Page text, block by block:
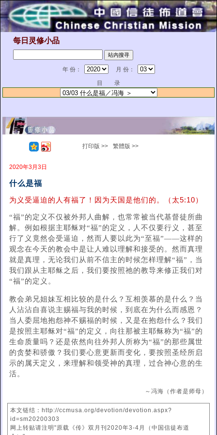
每日灵修小品
年 份：
月 份：
目 录
打印版 >> 繁體版 >>
2020年3月3日
什么是福
为义受逼迫的人有福了！因为天国是他们的。（太5:10）
“福”的定义不仅被外邦人曲解，也常常被当代基督徒所曲
解。例如根据主耶稣对“福”的定义，人不仅要行义，甚至
行了义竟然会受逼迫，然而人要以此为“至福”——这样的
观念在今天的教会中是让人难以理解和接受的。然而真理
就是真理，无论我们从前不信主的时候怎样理解“福”，当
我们跟从主耶稣之后，我们要按照祂的教导来修正我们对
“福”的定义。
教会弟兄姐妹互相比较的是什么？互相羡慕的是什么？当
人沾沾自喜说主赐福与我的时候，到底在为什么而感恩？
当人委屈地抱怨神不赐福的时候，又是在抱怨什么？我们
是按照主耶稣对“福”的定义，向往那被主耶稣称为“福”的
生命质量吗？还是依然向往外邦人所称为“福”的那些属世
的贪婪和骄傲？我们要心意更新而变化，要按照圣经所启
示的属天定义，来理解和领受神的真理，过合神心意的生
活。
～冯海（作者是师母）
本文链结：http://ccmusa.org/devotion/devotion.aspx?
id=sm20200303
网上转贴请注明"原载《传》双月刊2020年3-4月（中国信徒布道